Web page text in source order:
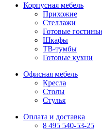
Корпусная мебель
Прихожие
Стеллажи
Готовые
Шкафы
ТВ-тумбы
Готовые кухни
Офисная мебель
Кресла
Столы
Стулья
Оплата и доставка
8 495 540-53-25